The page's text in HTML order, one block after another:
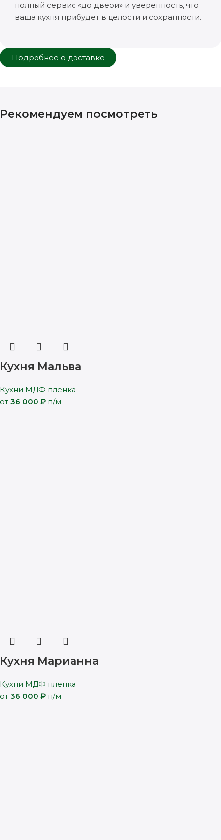
полный сервис «до двери» и уверенность, что
ваша кухня прибудет в целости и сохранности.
Подробнее о доставке
Рекомендуем посмотреть
Кухня Мальва
Кухни МДФ пленка
от 36 000 ₽ п/м
Кухня Марианна
Кухни МДФ пленка
от 36 000 ₽ п/м